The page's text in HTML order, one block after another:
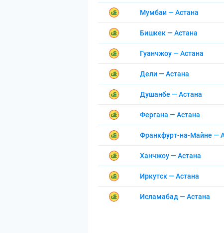
Мумбаи — Астана
Бишкек — Астана
Гуанчжоу — Астана
Дели — Астана
Душанбе — Астана
Фергана — Астана
Франкфурт-на-Майне —
Ханчжоу — Астана
Иркутск — Астана
Исламабад — Астана